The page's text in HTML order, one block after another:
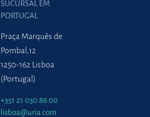
SUCURSAL EM
PORTUGAL
Praça Marquês de
Pombal,12
1250-162 Lisboa
(Portugal)
+351 21 030 86 00
lisboa@uria.com